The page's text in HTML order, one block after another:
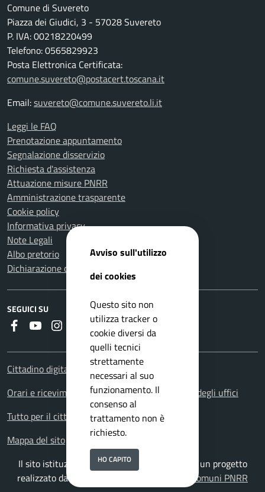
Comune di Suvereto
Piazza dei Giudici, 3 - 57028 Suvereto
P. IVA: 00218220499
Telefono: 0565829923
Posta Elettronica Certificata:
comune.suvereto@postacert.toscana.it
Email:suvereto@comune.suvereto.li.it
Leggi le FAQ
Prenotazione appuntamento
Segnalazione disservizio
Richiesta d'assistenza
Attuazione misure PNRR
Amministrazione trasparente
Cookie policy
Informativa privacy
Note Legali
Albo pretorio
Dichiarazione di accessibilità
SEGUICI SU
Faceboook
YoutubeInstagram
RSS
Cittadino digitale - PagoPA
Orari e ricevimenti. Orario apertura al pubblico degli uffici
Tutto per il cittadino: i servizi territoriali
Mappa del sito
Il sito istituzionale del Comune di Suvereto è un progetto
realizzato da
Soluzione Comuni PNRR
Avviso sull'utilizzo
dei cookies
Questo sito non
utilizza tracker o
cookie diversi da
quelli tecnici
strettamente
necessari al suo
funzionamento. Il
consenso al
trattamento non è
richiesto.
HO CAPITO